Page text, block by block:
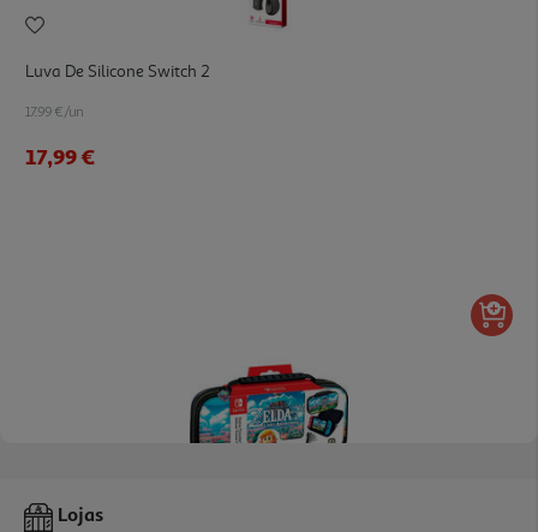
Luva De Silicone Switch 2
17.99 €/un
17,99 €
Bolsa Switch Zelda Links Awakening
Lojas